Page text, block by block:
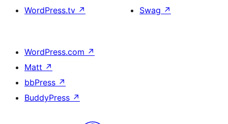
WordPress.tv ↗
Swag ↗
WordPress.com ↗
Matt ↗
bbPress ↗
BuddyPress ↗